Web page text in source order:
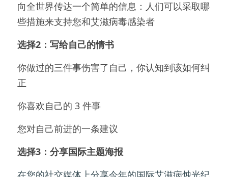
向全世界传达一个简单的信息：人们可以采取哪
些措施来支持您和艾滋病毒感染者
选择2：写给自己的情书
你做过的三件事伤害了自己，你认知到该如何纠
正
你喜欢自己的 3 件事
您对自己前进的一条建议
选择3：分享国际主题海报
在您的社交媒体上分享今年的国际艾滋病烛光纪